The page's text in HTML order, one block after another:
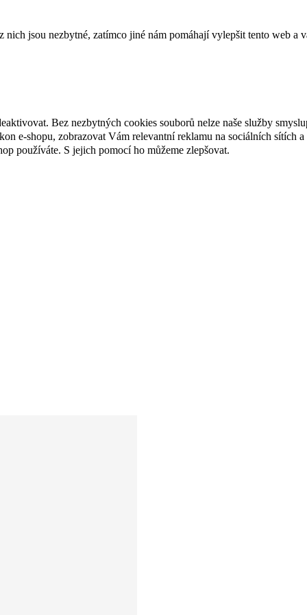
jsou nezbytné, zatímco jiné nám pomáhají vylepšit tento web a
Bez nezbytných cookies souborů nelze naše služby
e-shopu, zobrazovat Vám relevantní reklamu na sociálních sítích
používáte. S jejich pomocí ho můžeme zlepšovat.